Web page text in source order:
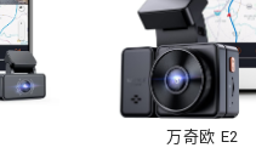
万奇欧 E2